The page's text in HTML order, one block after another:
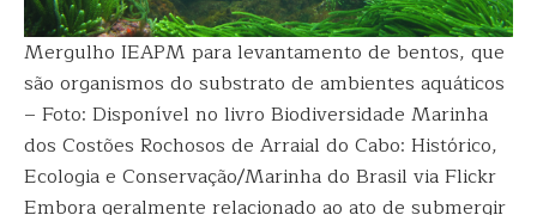
Mergulho IEAPM para levantamento de bentos, que
são organismos do substrato de ambientes aquáticos
– Foto: Disponível no livro Biodiversidade Marinha
dos Costões Rochosos de Arraial do Cabo: Histórico,
Ecologia e Conservação/Marinha do Brasil via Flickr
Embora geralmente relacionado ao ato de submergir